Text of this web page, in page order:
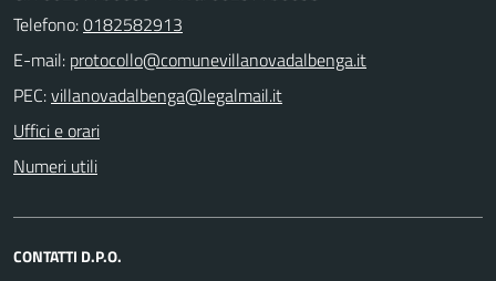
Telefono:0182582913
E-mail:
PEC:
Uffici e orari
Numeri utili
CONTATTI D.P.O.